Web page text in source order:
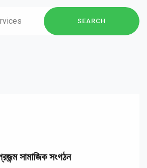
সামাজিক সংগঠন